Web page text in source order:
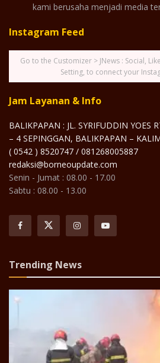
kami berusaha menjadi media
Instagram Feed
Go to the Customizer > JNews : Social,
Setting, to connect your
Jam Layanan & Info
BALIKPAPAN : JL. SYRIFUDDIN YOES
– 4 SEPINGGAN, BALIKPAPAN –
( 0542 ) 8520747 / 081268005887
redaksi@borneoupdate.com
Senin - Jumat : 08.00 - 17.00
Sabtu : 08.00 - 13.00
Trending News